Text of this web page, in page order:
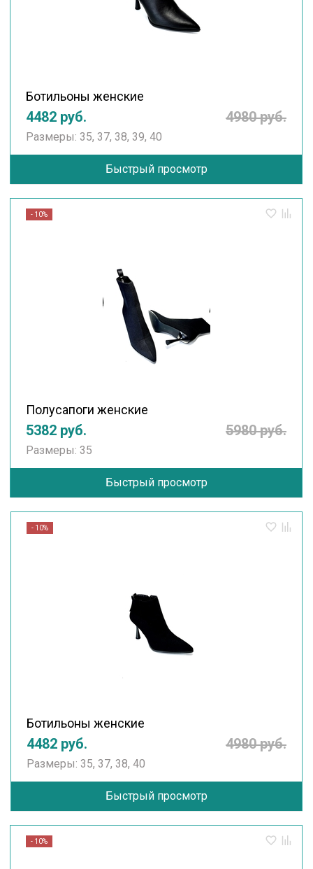
Ботильоны женские
4482 руб. 4980 руб.
Размеры: 35, 37, 38, 39, 40
Быстрый просмотр
- 10%
Полусапоги женские
5382 руб. 5980 руб.
Размеры: 35
Быстрый просмотр
- 10%
Ботильоны женские
4482 руб. 4980 руб.
Размеры: 35, 37, 38, 40
Быстрый просмотр
- 10%